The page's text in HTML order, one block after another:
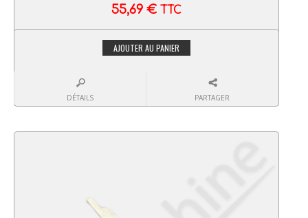
55,69 € TTC
AJOUTER AU PANIER
DÉTAILS PARTAGER